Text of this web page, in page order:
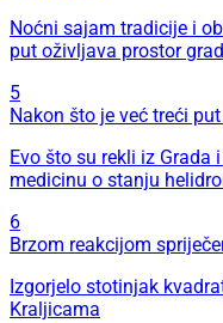
Noćni sajam tradicije i
put oživljava prostor
5
Nakon što je već treći
Evo što su rekli iz
medicinu o stanju
6
Brzom reakcijom
Izgorjelo stotinjak
Kraljicama